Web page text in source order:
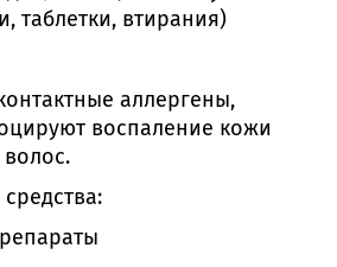
таблетки, втирания)
аллергены,
воспаление кожи